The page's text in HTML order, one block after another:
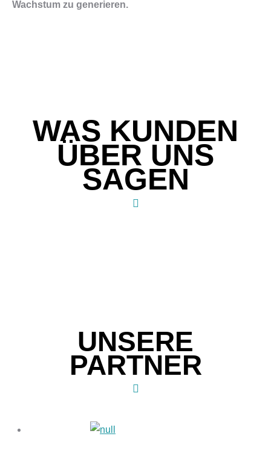
Wachstum zu generieren.
WAS KUNDEN
ÜBER UNS
SAGEN
UNSERE
PARTNER